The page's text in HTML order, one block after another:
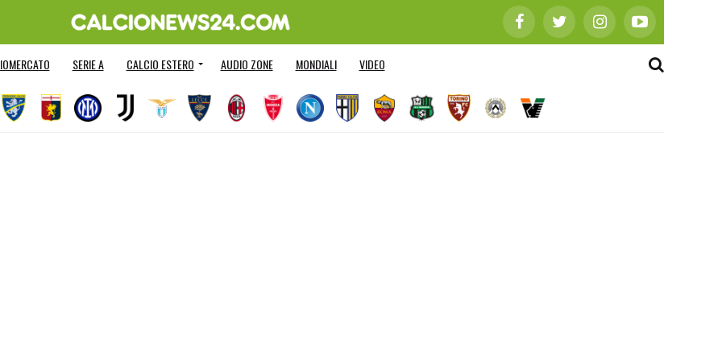
SERIE A CALCIO ESTERO AUDIO ZONE MONDIALI VIDEO